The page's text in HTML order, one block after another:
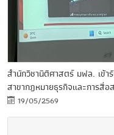
สำนักวิชานิติศาสตร์ มฟล. เข้า
สาขากฎหมายธุรกิจและการสื่อ
19/05/2569